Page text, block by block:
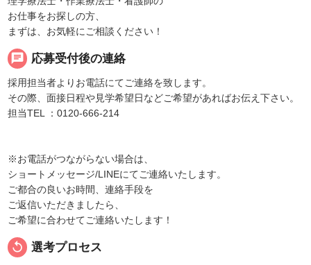
お仕事をお探しの方、
まずは、お気軽にご相談ください！
chat 応募受付後の連絡
採用担当者よりお電話にてご連絡を致します。
その際、面接日程や見学希望日などご希望があればお伝え下さい。
担当TEL ：0120-666-214
※お電話がつながらない場合は、
ショートメッセージ/LINEにてご連絡いたします。
ご都合の良いお時間、連絡手段を
ご返信いただきましたら、
ご希望に合わせてご連絡いたします！
replay 選考プロセス